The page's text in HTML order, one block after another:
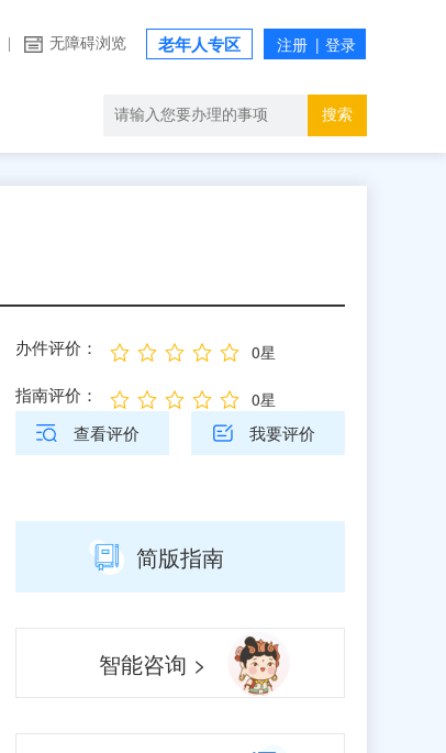
无障碍浏览 老年人专区
搜索
办件评价： 0星
指南评价： 0星
查看评价 我要评价
简版指南
智能咨询 >